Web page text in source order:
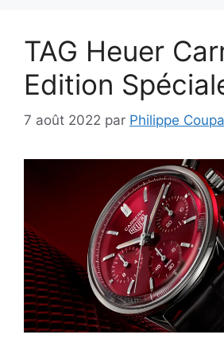
TAG Heuer
Edition
7 août 2022 par Philippe